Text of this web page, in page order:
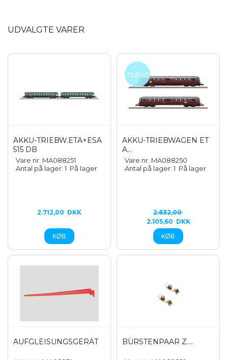
UDVALGTE VARER
AKKU-TRIEBW.ETA+ESA
515 DB
Vare nr. MA088251
Antal på lager: 1 På lager
2.712,00 DKK
AKKU-TRIEBWAGEN ET
A...
Vare nr. MA088250
Antal på lager: 1 På lager
2.632,00
2.105,60 DKK
AUFGLEISUNGSGERÄT BÜRSTENPAAR Z....